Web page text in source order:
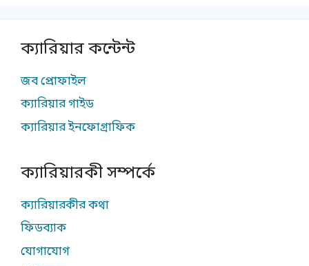
ক্যারিয়ার কন্টেন্ট
জব প্রোফাইল
ক্যারিয়ার গাইড
ক্যারিয়ার ইনফোগ্রাফিক
ক্যারিয়ারকী সম্পর্কে
ক্যারিয়ারকীর কথা
ফিডব্যাক
যোগাযোগ